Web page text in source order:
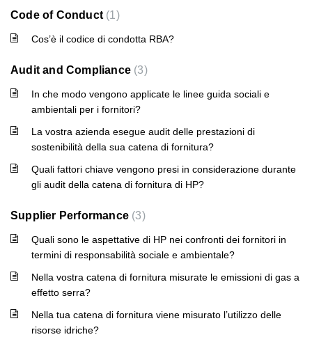
Code of Conduct 1
Cos’è il codice di condotta RBA?
Audit and Compliance 3
In che modo vengono applicate le linee guida sociali e
ambientali per i fornitori?
La vostra azienda esegue audit delle prestazioni di
sostenibilità della sua catena di fornitura?
Quali fattori chiave vengono presi in considerazione durante
gli audit della catena di fornitura di HP?
Supplier Performance 3
Quali sono le aspettative di HP nei confronti dei fornitori in
termini di responsabilità sociale e ambientale?
Nella vostra catena di fornitura misurate le emissioni di gas a
effetto serra?
Nella tua catena di fornitura viene misurato l’utilizzo delle
risorse idriche?